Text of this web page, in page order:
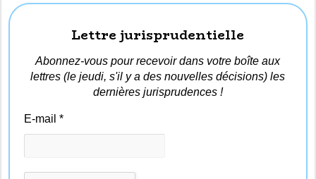
Lettre jurisprudentielle
Abonnez-vous pour recevoir dans votre boîte aux
lettres (le jeudi, s'il y a des nouvelles décisions) les
dernières jurisprudences !
E-mail*